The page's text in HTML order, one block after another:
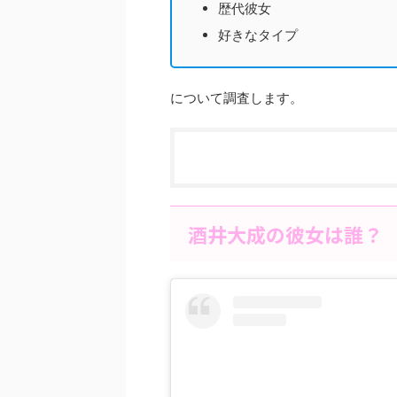
歴代彼女
好きなタイプ
について調査します。
酒井大成の彼女は誰？